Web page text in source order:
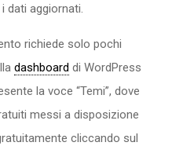
dati aggiornati.
richiede solo pochi
dashboard di WordPress
la voce “Temi”, dove
messi a disposizione
cliccando sul